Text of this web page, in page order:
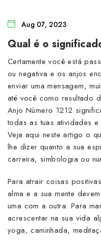
Aug 07, 2023
Qual é o
Certamente você está
ou negativa e os anjos
enviar uma mensagem,
até você como resultado
Anjo Número 1212
todas as tuas atividades
Veja aqui neste artigo o
lhe dizer quanto a sua
carreira, simbologia ou
Para atrair coisas
alma e a sua mente
uma com a outra. Para
acrescentar na sua vida
yoga, caminhada,